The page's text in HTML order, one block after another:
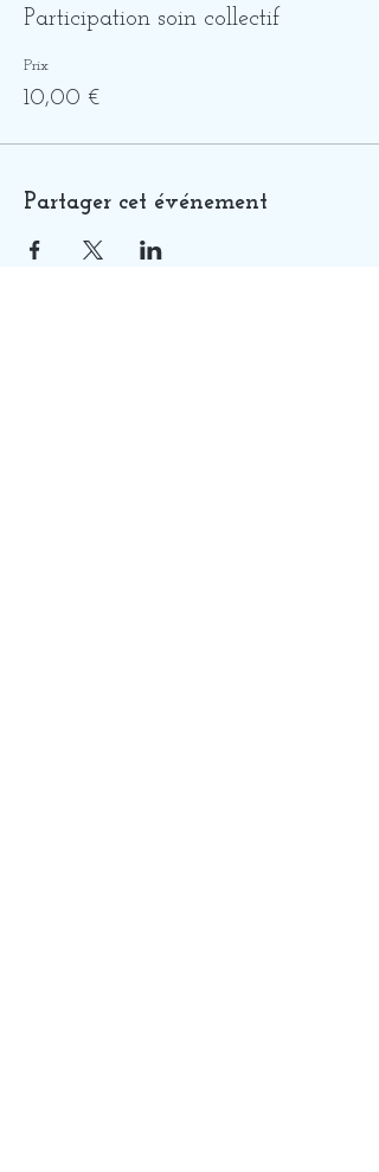
Participation soin collectif
Prix
10,00 €
Partager cet événement